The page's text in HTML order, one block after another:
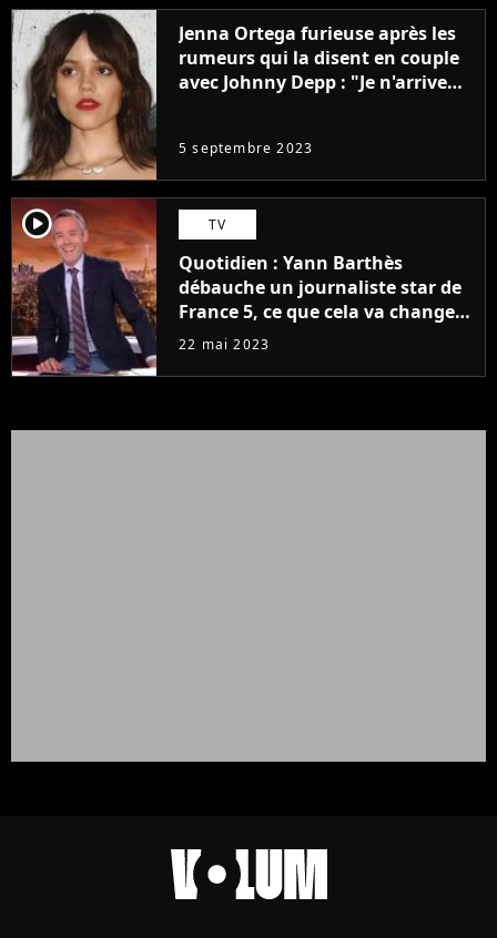
Jenna Ortega furieuse après les
rumeurs qui la disent en couple
avec Johnny Depp : "Je n'arrive
5 septembre 2023
player2 TV
Quotidien : Yann Barthès
débauche un journaliste star de
France 5, ce que cela va changer
à la rentrée
22 mai 2023